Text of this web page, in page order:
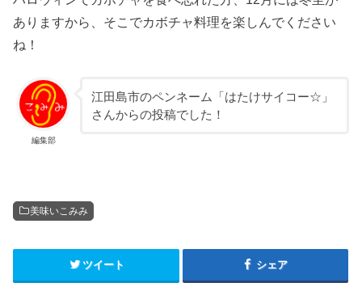
ありますから、そこでカボチャ料理を楽しんでください
ね！
編集部
江田島市のペンネーム「はたけサイコー☆」
さんからの投稿でした！
美味いこみみ
ツイート シェア